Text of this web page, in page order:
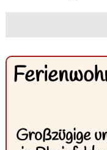
Großzügige